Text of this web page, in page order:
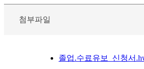
첨부파일
졸업.수료유보_신청서